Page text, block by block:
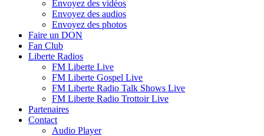
Envoyez des vidéos
Envoyez des audios
Envoyez des photos
Faire un DON
Fan Club
Liberte Radios
FM Liberte Live
FM Liberte Gospel Live
FM Liberte Radio Talk Shows Live
FM Liberte Radio Trottoir Live
Partenaires
Contact
Audio Player